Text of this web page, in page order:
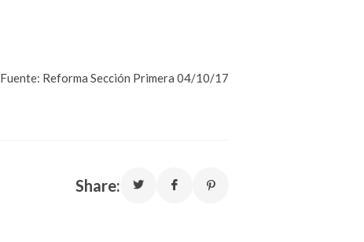
Fuente: Reforma Sección Primera 04/10/17
Share: